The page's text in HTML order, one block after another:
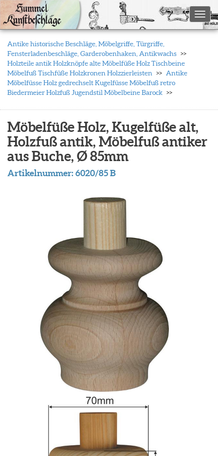
Antike historische Beschläge, Möbelgriffe, Türgriffe,
Fensterladenbeschläge, Garderobenhaken, Antikwachs
Holzteile antik Holzknöpfe alte Möbelfüße Holz Tischbeine
Möbelfuß Tischfüße Holzkronen Holzzierleisten
Antike
Möbelfüsse Holz gedrechselt Kugelfüsse Möbelfuß retro
Biedermeier Holzfuß Jugendstil Möbelbeine Barock
Möbelfüße Holz, Kugelfüße alt,
Holzfuß antik, Möbelfuß antiker
aus Buche, Ø 85mm
Artikelnummer:6020/85 B